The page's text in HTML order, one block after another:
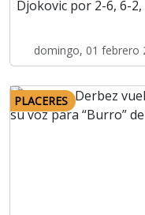
Djokovic por 2-6, 6-2,
domingo, 01 febrero
PLACERES